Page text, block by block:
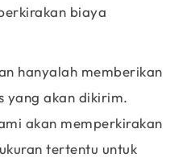
biaya
hanyalah memberikan
yang akan dikirim.
akan memperkirakan
tertentu untuk